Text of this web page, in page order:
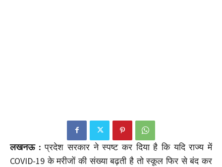
लखनऊ : प्रदेश सरकार ने स्पष्ट कर दिया है कि यदि राज्य में
COVID-19 के मरीजों की संख्या बढ़ती है तो स्कूल फिर से बंद कर